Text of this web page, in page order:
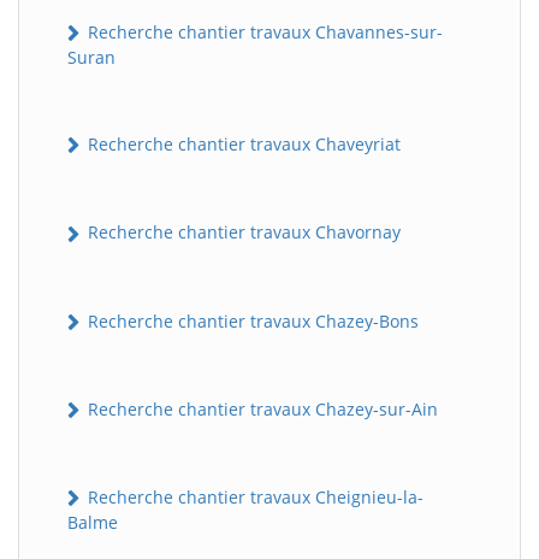
Recherche chantier travaux Chavannes-sur-
Suran
Recherche chantier travaux Chaveyriat
Recherche chantier travaux Chavornay
Recherche chantier travaux Chazey-Bons
Recherche chantier travaux Chazey-sur-Ain
Recherche chantier travaux Cheignieu-la-
Balme